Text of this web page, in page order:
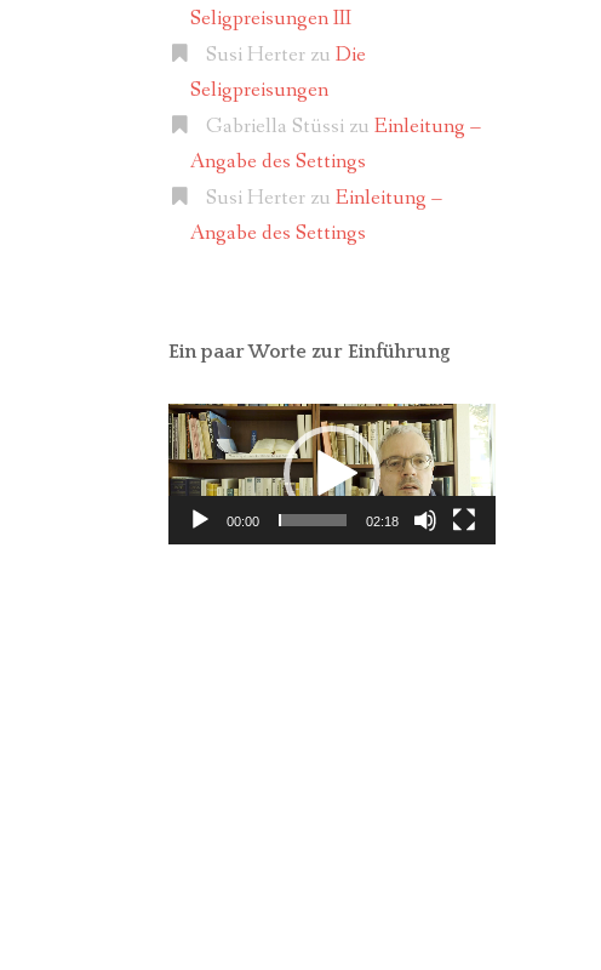
Seligpreisungen III
Susi Herterzu Die
Seligpreisungen
Gabriella Stüssizu Einleitung –
Angabe des Settings
Susi Herterzu Einleitung –
Angabe des Settings
Ein paar Worte zur Einführung
Video-
Player
00:00 02:18